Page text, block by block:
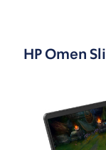
HP Omen